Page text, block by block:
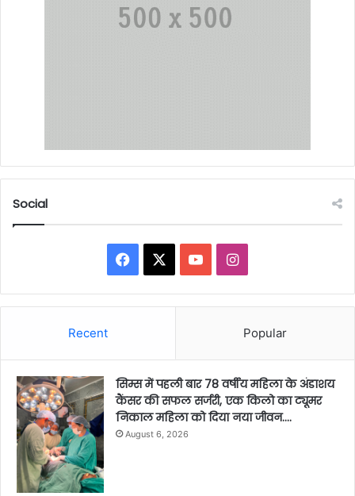
Social
Facebook YouTubeInstagram
Recent Popular
सिम्स में पहली बार 78 वर्षीय महिला के अंडाशय
कैंसर की सफल सर्जरी, एक किलो का ट्यूमर
निकाल महिला को दिया नया जीवन….
August 6, 2026